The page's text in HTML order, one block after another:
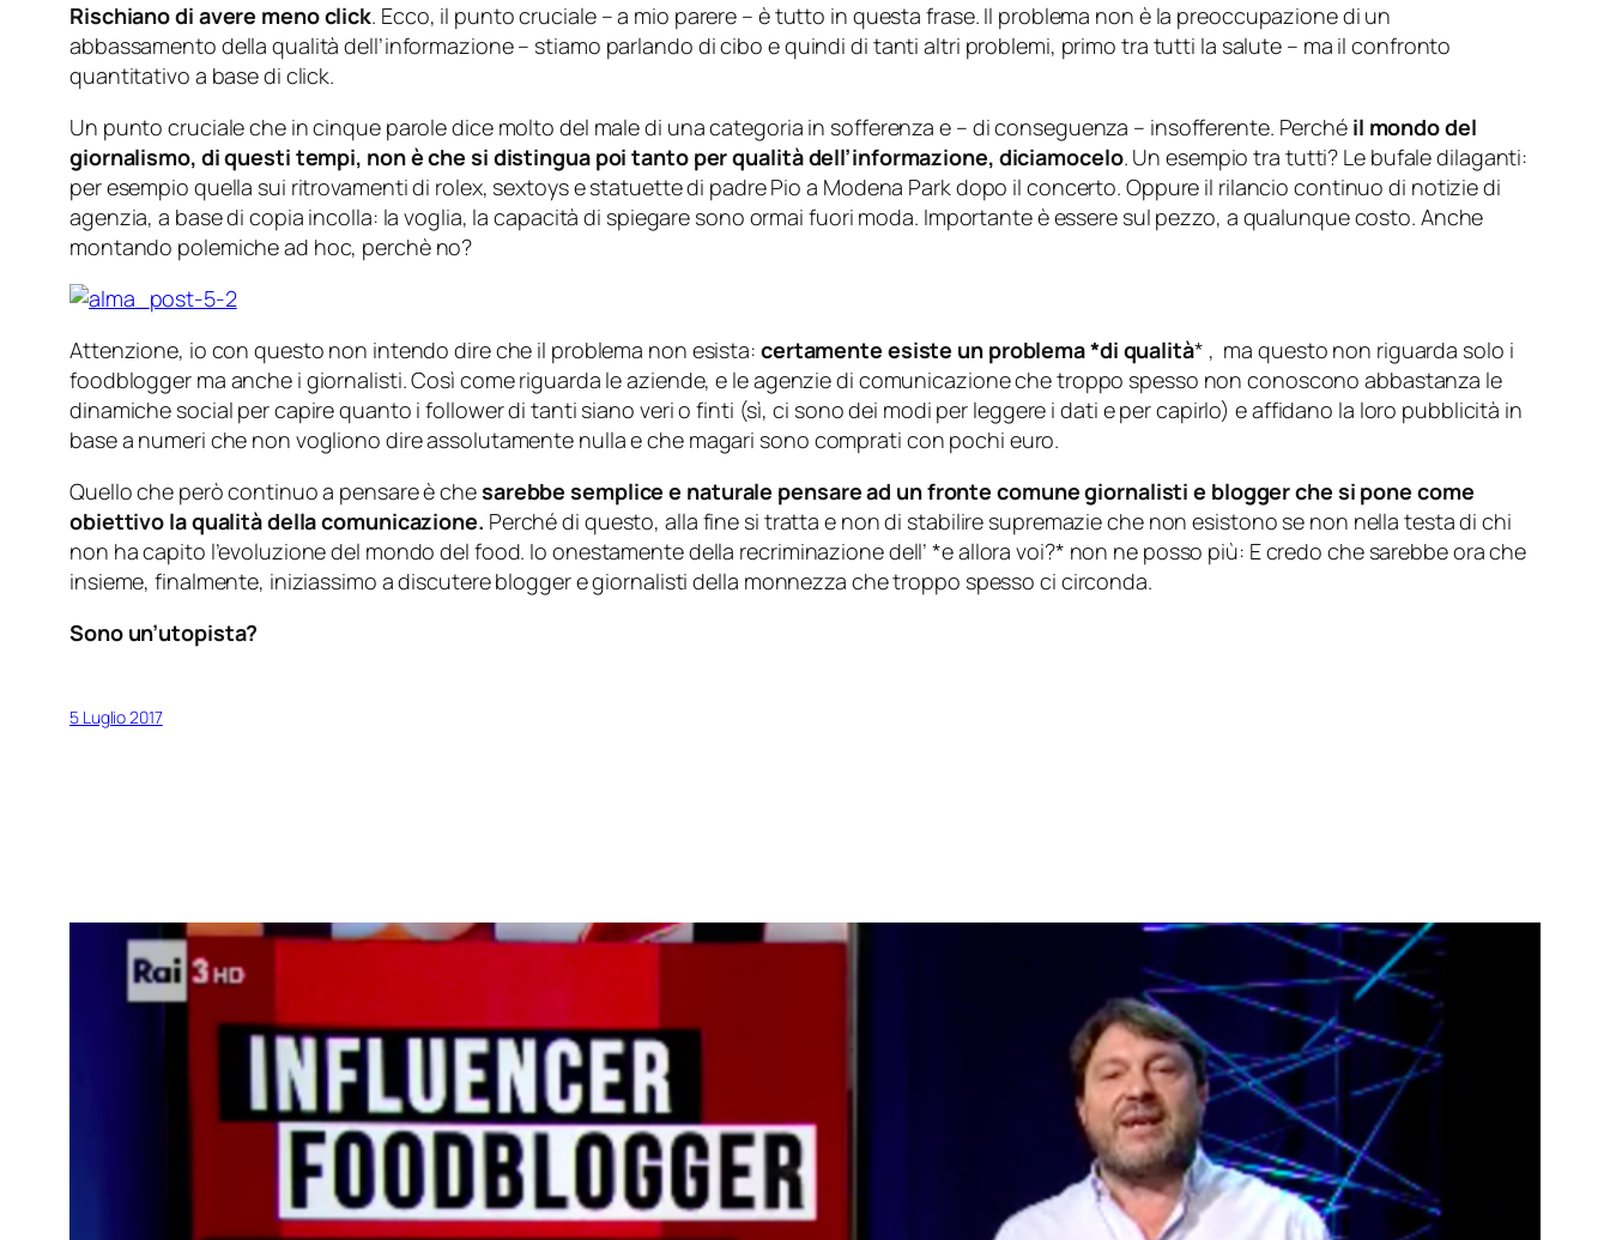
Rischiano di avere meno click. Ecco, il punto cruciale – a mio parere – è tutto in questa frase. Il problema non è la preoccupazione di un
abbassamento della qualità dell’informazione – stiamo parlando di cibo e quindi di tanti altri problemi, primo tra tutti la salute – ma il confronto
quantitativo a base di click.
Un punto cruciale che in cinque parole dice molto del male di una categoria in sofferenza e – di conseguenza – insofferente. Perché il mondo del
giornalismo, di questi tempi, non è che si distingua poi tanto per qualità dell’informazione, diciamocelo. Un esempio tra tutti? Le bufale dilaganti:
per esempio quella sui ritrovamenti di rolex, sextoys e statuette di padre Pio a Modena Park dopo il concerto. Oppure il rilancio continuo di notizie di
agenzia, a base di copia incolla: la voglia, la capacità di spiegare sono ormai fuori moda. Importante è essere sul pezzo, a qualunque costo. Anche
montando polemiche ad hoc, perchè no?
Attenzione, io con questo non intendo dire che il problema non esista: certamente esiste un problema *di qualità* , ma questo non riguarda solo i
foodblogger ma anche i giornalisti. Così come riguarda le aziende, e le agenzie di comunicazione che troppo spesso non conoscono abbastanza le
dinamiche social per capire quanto i follower di tanti siano veri o finti (sì, ci sono dei modi per leggere i dati e per capirlo) e affidano la loro pubblicità in
base a numeri che non vogliono dire assolutamente nulla e che magari sono comprati con pochi euro.
Quello che però continuo a pensare è chesarebbe semplice e naturale pensare ad un fronte comune giornalisti e blogger che si pone come
obiettivo la qualità della comunicazione. Perché di questo, alla fine si tratta e non di stabilire supremazie che non esistono se non nella testa di chi
non ha capito l’evoluzione del mondo del food. Io onestamente della recriminazione dell’ *e allora voi?* non ne posso più: E credo che sarebbe ora che
insieme, finalmente, iniziassimo a discutere blogger e giornalisti della monnezza che troppo spesso ci circonda.
Sono un’utopista?
5 Luglio 2017